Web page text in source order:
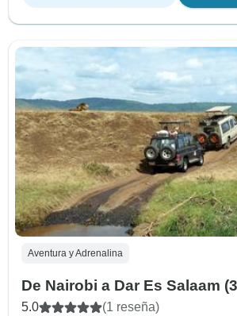
Aventura y Adrenalina
De Nairobi a Dar Es Salaam
5.0 (1 reseña)